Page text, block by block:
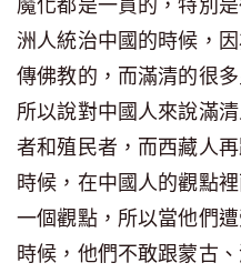
魔化都是一貫的，特別
洲人統治中國的時候，
傳佛教的，而滿清的很
所以說對中國人來說滿
者和殖民者，而西藏人
時候，在中國人的觀點
一個觀點，所以當他們
時候，他們不敢跟蒙古